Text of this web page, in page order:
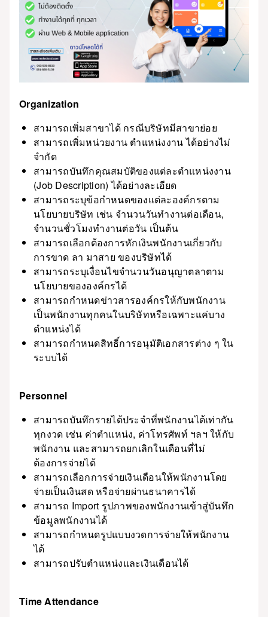
Organization
สามารถเพิ่มสาขาได้ กรณีบริษัทมีสาขาย่อย
สามารถเพิ่มหน่วยงาน ตำแหน่งงาน ได้อย่างไม่
จำกัด
สามารถบันทึกคุณสมบัติของแต่ละตำแหน่งงาน
(Job Description) ได้อย่างละเอียด
สามารถระบุข้อกำหนดของแต่ละองค์กรตาม
นโยบายบริษัท เช่น จำนวนวันทำงานต่อเดือน,
จำนวนชั่วโมงทำงานต่อวัน เป็นต้น
สามารถเลือกต้องการหักเงินพนักงานเกี่ยวกับ
การขาด ลา มาสาย ของบริษัทได้
สามารถระบุเงื่อนไขจำนวนวันอนุญาตลาตาม
นโยบายขององค์กรได้
สามารถกำหนดข่าวสารองค์กรให้กับพนักงาน
เป็นพนักงานทุกคนในบริษัทหรือเฉพาะแค่บาง
ตำแหน่งได้
สามารถกำหนดสิทธิ์การอนุมัติเอกสารต่าง ๆ ใน
ระบบได้
Personnel
สามารถบันทึกรายได้ประจำที่พนักงานได้เท่ากัน
ทุกงวด เช่น ค่าตำแหน่ง, ค่าโทรศัพท์ ฯลฯ ให้กับ
พนักงาน และสามารถยกเลิกในเดือนที่ไม่
ต้องการจ่ายได้
สามารถเลือกการจ่ายเงินเดือนให้พนักงานโดย
จ่ายเป็นเงินสด หรือจ่ายผ่านธนาคารได้
สามารถ Import รูปภาพของพนักงานเข้าสู่บันทึก
ข้อมูลพนักงานได้
สามารถกำหนดรูปแบบงวดการจ่ายให้พนักงาน
ได้
สามารถปรับตำแหน่งและเงินเดือนได้
Time Attendance